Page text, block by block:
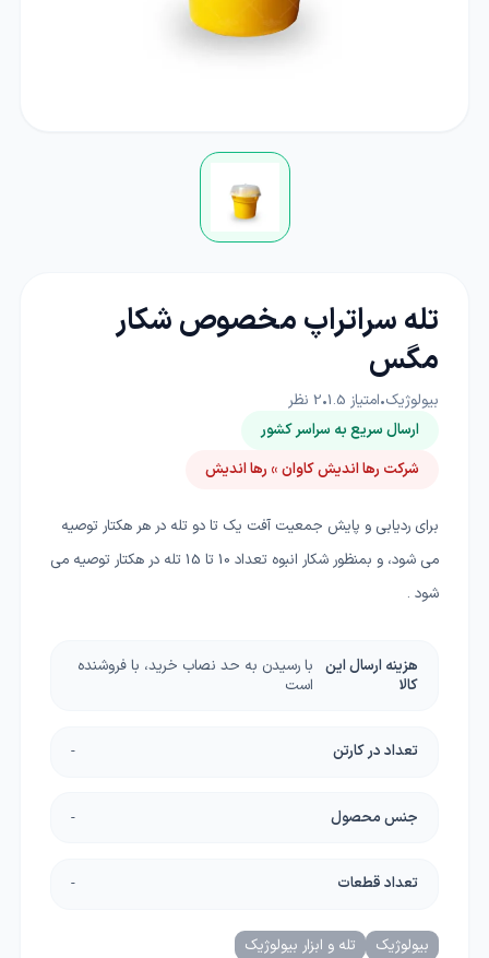
تله سراتراپ مخصوص شکار
مگس
بیولوژیک•امتیاز 1.5
•
2 نظر
ارسال سریع به سراسر کشور
شرکت رها اندیش کاوان » رها اندیش
برای ردیابی و پایش جمعیت آفت یک تا دو تله در هر هکتار توصیه
می شود، و بمنظور شکار انبوه تعداد 10 تا 15 تله در هکتار توصیه می
شود .
هزینه ارسال این
کالا
با رسیدن به حد نصاب خرید، با فروشنده
است
تعداد در کارتن -
جنس محصول -
تعداد قطعات -
بیولوژیک تله و ابزار بیولوژیک